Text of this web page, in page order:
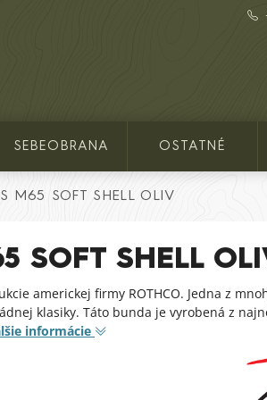
SEBEOBRANA OSTATNÉ
M65 SOFT SHELL OLIV
SOFT SHELL
americkej firmy ROTHCO. Jedna z
klasiky. Táto bunda je vyrobená z
informácie